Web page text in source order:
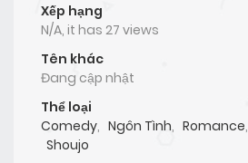
Xếp hạng
N/A, it has 27 views
Tên khác
Đang cập nhật
Thể loại
Comedy, Ngôn Tình, Romance,
Shoujo